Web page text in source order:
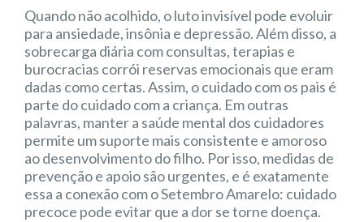
Quando não acolhido, o luto invisível pode evoluir
para ansiedade, insônia e depressão. Além disso, a
sobrecarga diária com consultas, terapias e
burocracias corrói reservas emocionais que eram
dadas como certas. Assim, o cuidado com os pais é
parte do cuidado com a criança. Em outras
palavras, manter a saúde mental dos cuidadores
permite um suporte mais consistente e amoroso
ao desenvolvimento do filho. Por isso, medidas de
prevenção e apoio são urgentes, e é exatamente
essa a conexão com o Setembro Amarelo: cuidado
precoce pode evitar que a dor se torne doença.